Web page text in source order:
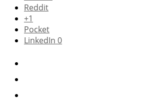
Reddit
+1
Pocket
LinkedIn 0